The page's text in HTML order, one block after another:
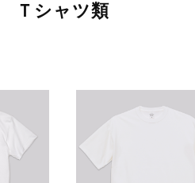
Ｔシャツ類